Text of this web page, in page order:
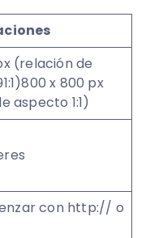
(relación de
x 800 px
aspecto 1:1)
con http:// o